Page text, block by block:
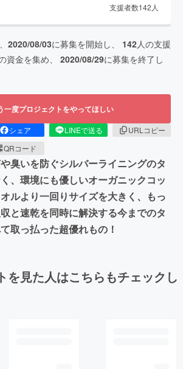
支援者数142 人
2020/08/03に募集を開始し、 142人の支援
資金を集め、 2020/08/29に募集を終了し
一度プロジェクトをやってほしい
シェア LINEで送る
URLコピー
QRコード
臭いを防ぐシルバーライニングのタ
、環境にも優しいオーガニックコッ
ルより一回りサイズを大きく、もっ
と速乾を同時に解決する今までのタ
取っ払った超優れもの！
を見た人はこちらもチェックし